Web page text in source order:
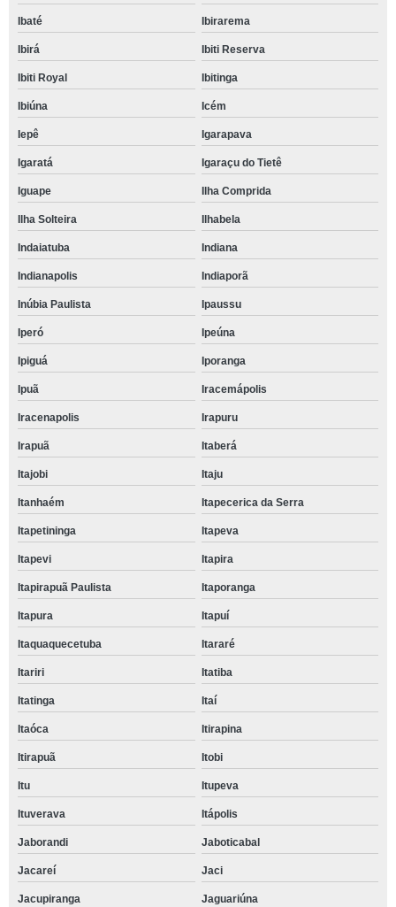
Ibaté Ibirarema
Ibirá Ibiti Reserva
Ibiti Royal Ibitinga
Ibiúna Icém
Iepê Igarapava
Igaratá Igaraçu do Tietê
Iguape Ilha Comprida
Ilha Solteira Ilhabela
Indaiatuba Indiana
Indianapolis Indiaporã
Inúbia Paulista Ipaussu
Iperó Ipeúna
Ipiguá Iporanga
Ipuã Iracemápolis
Iracenapolis Irapuru
Irapuã Itaberá
Itajobi Itaju
Itanhaém Itapecerica da Serra
Itapetininga Itapeva
Itapevi Itapira
Itapirapuã Paulista Itaporanga
Itapura Itapuí
Itaquaquecetuba Itararé
Itariri Itatiba
Itatinga Itaí
Itaóca Itirapina
Itirapuã Itobi
Itu Itupeva
Ituverava Itápolis
Jaborandi Jaboticabal
Jacareí Jaci
Jacupiranga Jaguariúna